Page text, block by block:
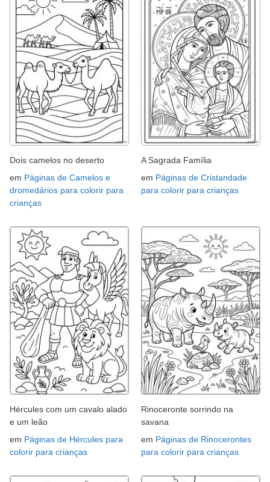
Dois camelos no deserto
em Páginas de Camelos e
dromedários para colorir para
crianças
A Sagrada Família
em Páginas de Cristandade
para colorir para crianças
Hércules com um cavalo alado
e um leão
em Páginas de Hércules para
colorir para crianças
Rinoceronte sorrindo na
savana
em Páginas de Rinocerontes
para colorir para crianças